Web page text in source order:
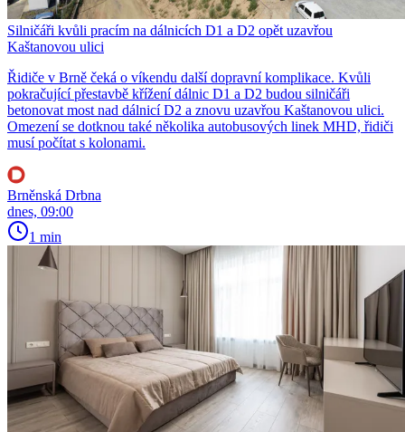
Silničáři kvůli pracím na dálnicích D1 a D2 opět uzavřou
Kaštanovou ulici
Řidiče v Brně čeká o víkendu další dopravní komplikace. Kvůli
pokračující přestavbě křížení dálnic D1 a D2 budou silničáři
betonovat most nad dálnicí D2 a znovu uzavřou Kaštanovou ulici.
Omezení se dotknou také několika autobusových linek MHD, řidiči
musí počítat s kolonami.
Brněnská Drbna
dnes, 09:00
1 min